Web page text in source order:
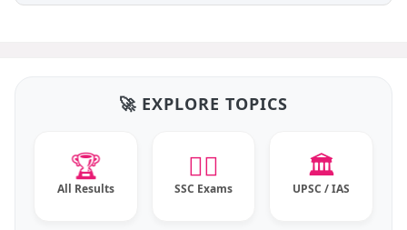
🚀 EXPLORE TOPICS
🏆
All Results
👮‍♂️
SSC Exams
🏛️
UPSC / IAS